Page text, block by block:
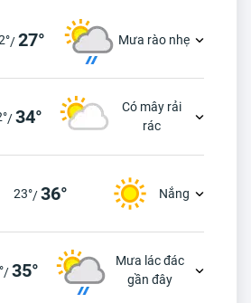
/27° Mưa rào nhẹ
/34°
Có mây rải
rác
23°/36° Nắng
/35°
Mưa lác đác
gần đây